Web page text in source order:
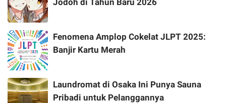
Fenomena Amplop Cokelat JLPT 2025:
Banjir Kartu Merah
Laundromat di Osaka Ini Punya Sauna
Pribadi untuk Pelanggannya